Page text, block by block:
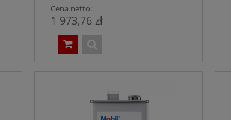
Cena netto:
1 973,76 zł